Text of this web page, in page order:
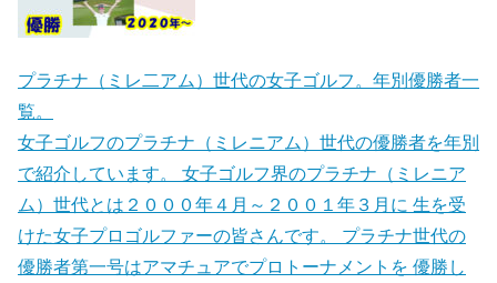
プラチナ（ミレ二アム）世代の女子ゴルフ。年別優勝者一
覧。
女子ゴルフのプラチナ（ミレニアム）世代の優勝者を年別
で紹介しています。 女子ゴルフ界のプラチナ（ミレニア
ム）世代とは２０００年４月～２００１年３月に 生を受
けた女子プロゴルファーの皆さんです。 プラチナ世代の
優勝者第一号はアマチュアでプロトーナメントを 優勝し